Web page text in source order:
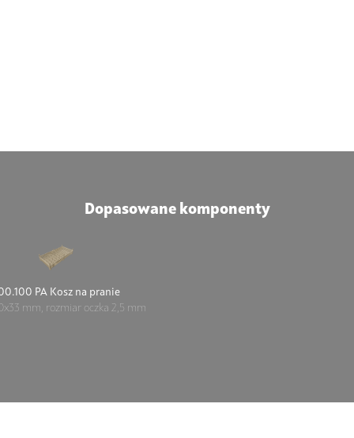
Dopasowane komponenty
PA Kosz na pranie
mm, rozmiar oczka 2,5 mm